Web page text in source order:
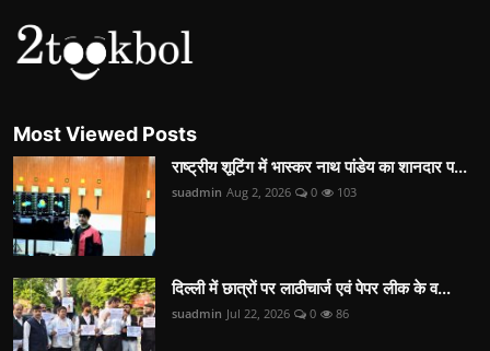
Most Viewed Posts
राष्ट्रीय शूटिंग में भास्कर नाथ पांडेय का शानदार प...
suadmin Aug 2, 2026 0 103
दिल्ली में छात्रों पर लाठीचार्ज एवं पेपर लीक के व...
suadmin Jul 22, 2026 0 86